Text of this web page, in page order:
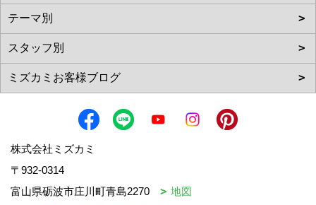
株式会社ミズカミ
〒932-0314
富山県砺波市庄川町青島2270
地図